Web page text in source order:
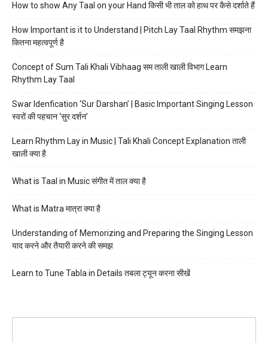
How to show Any Taal on your Hand किसी भी ताल को हाथ पर कैसे दर्शाते हैं
How Important is it to Understand | Pitch Lay Taal Rhythm समझना
कितना महत्वपूर्ण है
Concept of Sum Tali Khali Vibhaag सम ताली खाली विभाग Learn
Rhythm Lay Taal
Swar Idenfication ‘Sur Darshan’ | Basic Important Singing Lesson
स्वरों की पहचान ‘सुर दर्शन’
Learn Rhythm Lay in Music | Tali Khali Concept Explanation ताली
खाली क्या है
What is Taal in Music संगीत में ताल क्या है
What is Matra मात्रा क्या है
Understanding of Memorizing and Preparing the Singing Lesson
याद करने और तैयारी करने की समझ
Learn to Tune Tabla in Details तबला ट्यून करना सीखें